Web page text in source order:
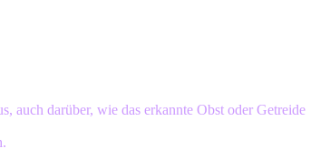
auch darüber, wie das erkannte Obst oder Getreide